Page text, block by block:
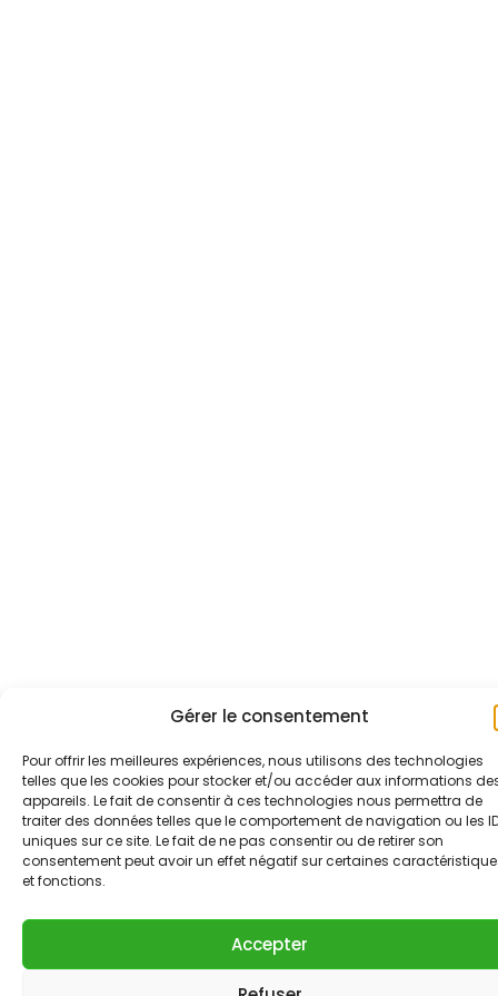
Gérer le consentement
Pour offrir les meilleures expériences, nous utilisons des technologies
telles que les cookies pour stocker et/ou accéder aux informations
appareils. Le fait de consentir à ces technologies nous permettra de
traiter des données telles que le comportement de navigation ou les
uniques sur ce site. Le fait de ne pas consentir ou de retirer son
consentement peut avoir un effet négatif sur certaines
et fonctions.
Accepter